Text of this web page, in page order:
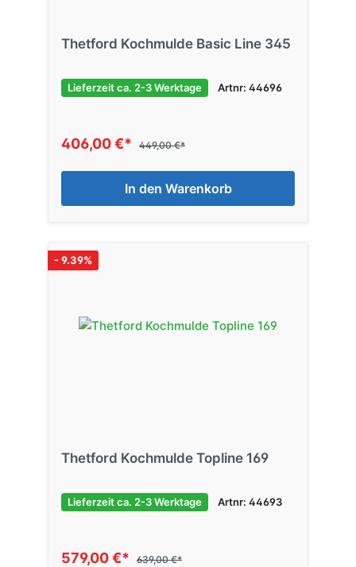
Thetford Kochmulde Basic Line 345
Lieferzeit ca. 2-3 Werktage Artnr: 44696
406,00 €* 449,00 €*
In den Warenkorb
- 9.39%
Thetford Kochmulde Topline 169
Lieferzeit ca. 2-3 Werktage Artnr: 44693
579,00 €* 639,00 €*